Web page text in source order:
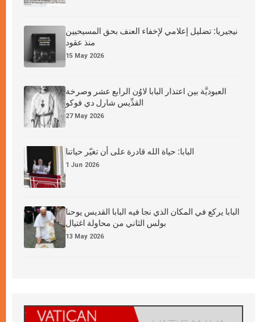
نيجيريا: تضليل إعلامي لإخفاء العنف بحق المسيحيين
منذ عقود
15 May 2026
العبوديَّة بين اعتذار البابا لاوُن الرابع عشر وصرخة
القدِّيس شارل دي فوكو
27 May 2026
البابا: حياة الله قادرة على أن تغيّر حياتنا
1 Jun 2026
البابا يركع في المكان الذي نجا فيه البابا القديس يوحنا
بولس الثاني من محاولة اغتيال
13 May 2026